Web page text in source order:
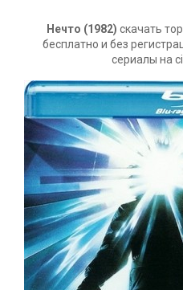
Нечто (1982) скачать
бесплатно и без
сериалы на